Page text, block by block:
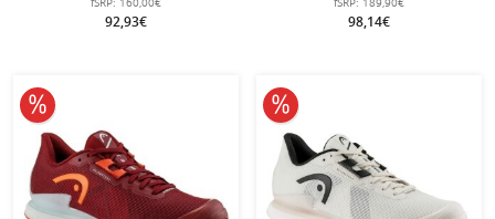
92,93€
męskie
98,14€
10% obniżone 10% obniżone